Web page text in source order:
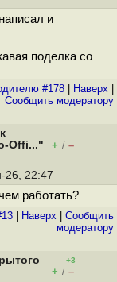
и
поделка со
#178 Наверх
Cообщить модератору
Offi..."
+ / –
26, 22:47
работать?
Наверх
Cообщить
модератору
+3
+ / –